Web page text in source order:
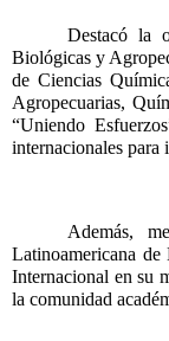
Destacó la
Biológicas y
de Ciencias
Agropecuarias,
“Uniendo
internacionales para
Además,
Latinoamericana de
Internacional en su
la comunidad